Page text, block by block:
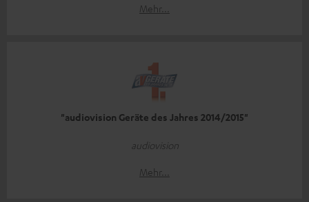
Mehr...
"audiovision Geräte des Jahres 2014/2015"
audiovision
Mehr...